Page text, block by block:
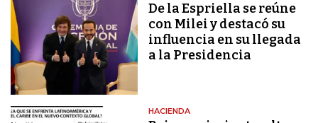
De la Espriella se reúne
con Milei y destacó su
influencia en su llegada
a la Presidencia
HACIENDA